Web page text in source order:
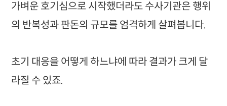
가벼운 호기심으로 시작했더라도 수사기관은 행위
의 반복성과 판돈의 규모를 엄격하게 살펴봅니다.
초기 대응을 어떻게 하느냐에 따라 결과가 크게 달
라질 수 있죠.